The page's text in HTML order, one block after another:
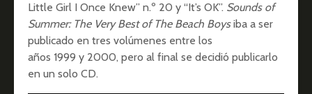
Little Girl I Once Knew” n.º 20 y “It’s OK”. Sounds of
Summer: The Very Best of The Beach Boysiba a ser
publicado en tres volúmenes entre los
años 1999 y 2000, pero al final se decidió publicarlo
en un solo CD.